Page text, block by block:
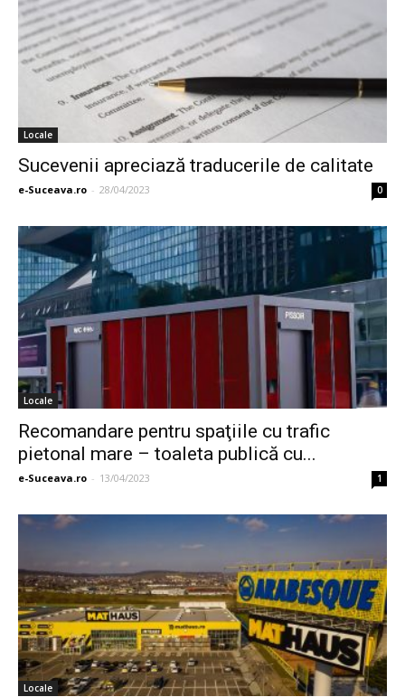
Locale
Sucevenii apreciază traducerile de calitate
e-Suceava.ro - 28/04/2023 0
Locale
Recomandare pentru spaţiile cu trafic
pietonal mare – toaleta publică cu...
e-Suceava.ro - 13/04/2023 1
Locale